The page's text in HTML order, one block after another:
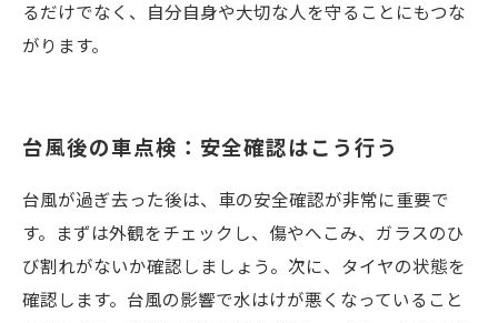
るだけでなく、自分自身や大切な人を守ることにもつな
がります。
台風後の車点検：安全確認はこう行う
台風が過ぎ去った後は、車の安全確認が非常に重要で
す。まずは外観をチェックし、傷やへこみ、ガラスのひ
び割れがないか確認しましょう。次に、タイヤの状態を
確認します。台風の影響で水はけが悪くなっていること